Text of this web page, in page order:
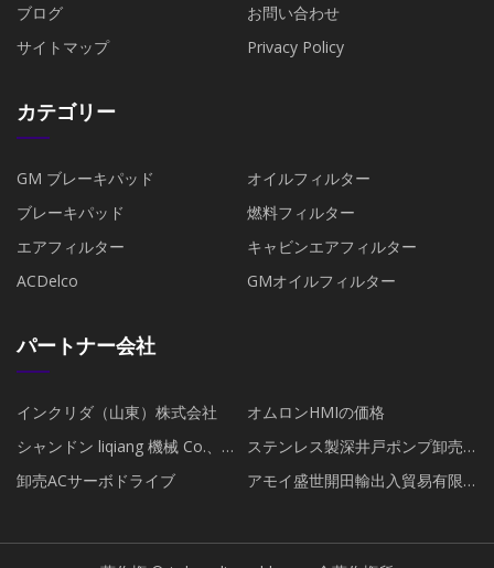
ブログ
お問い合わせ
サイトマップ
Privacy Policy
カテゴリー
GM ブレーキパッド
オイルフィルター
ブレーキパッド
燃料フィルター
エアフィルター
キャビンエアフィルター
ACDelco
GMオイルフィルター
パートナー会社
インクリダ（山東）株式会社
オムロンHMIの価格
シャンドン liqiang 機械 Co.、
Ltd.
ステンレス製深井戸ポンプ卸売
業者
卸売ACサーボドライブ
アモイ盛世開田輸出入貿易有限